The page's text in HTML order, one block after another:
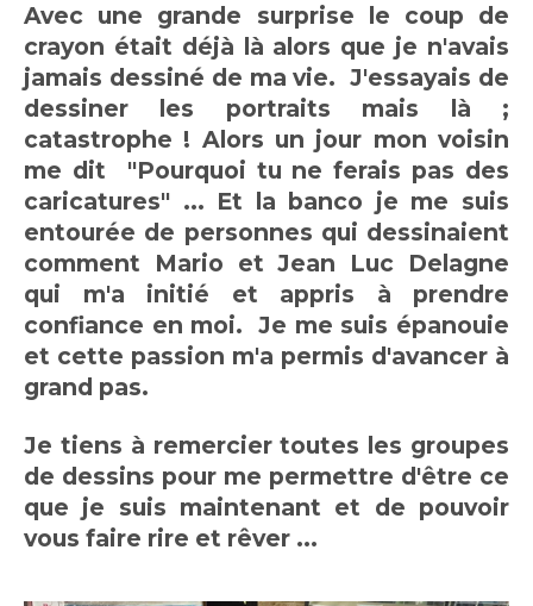
Avec une grande surprise le coup de
crayon était déjà là alors que je n'avais
jamais dessiné de ma vie. J'essayais de
dessiner les portraits mais là ;
catastrophe ! Alors un jour mon voisin
me dit "Pourquoi tu ne ferais pas des
caricatures" ... Et la banco je me suis
entourée de personnes qui dessinaient
comment Mario et Jean Luc Delagne
qui m'a initié et appris à prendre
confiance en moi. Je me suis épanouie
et cette passion m'a permis d'avancer à
grand pas.
Je tiens à remercier toutes les groupes
de dessins pour me permettre d'être ce
que je suis maintenant et de pouvoir
vous faire rire et rêver ...